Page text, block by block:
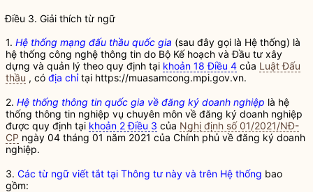
Điều 3. Giải thích từ ngữ
1. Hệ thống mạng đấu thầu quốc gia (sau đây gọi là Hệ thống) là
hệ thống công nghệ thông tin do Bộ Kế hoạch và Đầu tư xây
dựng và quản lý theo quy định tại khoản 18 Điều 4 của Luật Đấu
thầu , có địa chỉtại https://muasamcong.mpi.gov.vn.
2. Hệ thống thông tin quốc gia về đăng ký doanh nghiệp là hệ
thống thông tin nghiệp vụ chuyên môn về đăng ký doanh nghiệp
được quy định tại khoản 2 Điều 3 của Nghị định số 01/2021/NĐ-
CP ngày 04 tháng 01 năm 2021 của Chính phủ về đăng ký doanh
nghiệp.
3. Các từ ngữ viết tắt tại Thông tư này và trên Hệ thống bao
gồm: